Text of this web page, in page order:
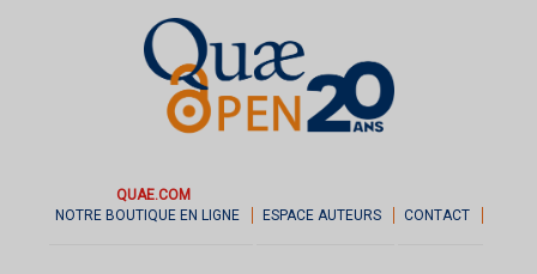
QUAE.COM
NOTRE BOUTIQUE EN LIGNE
ESPACE AUTEURS CONTACT